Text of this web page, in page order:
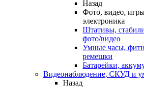
Назад
Фото, видео,
электроника
Штативы,
фото/видео
Умные часы,
ремешки
Батарейки,
Видеонаблюдение, СКУД и
Назад